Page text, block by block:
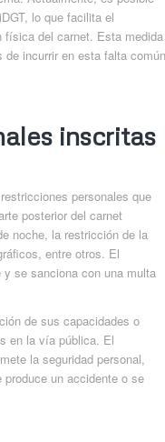
lo que facilita el
física del carnet. Esta medida
incurrir en esta falta común
inscritas
personales que
posterior del carnet
noche, la restricción de la
entre otros. El
se sanciona con una multa
de sus capacidades o
en la vía pública. El
la seguridad personal,
un accidente o se